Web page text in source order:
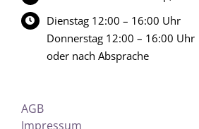
Dienstag 12:00 – 16:00 Uhr
Donnerstag 12:00 – 16:00 Uhr
oder nach Absprache
AGB
Impressum